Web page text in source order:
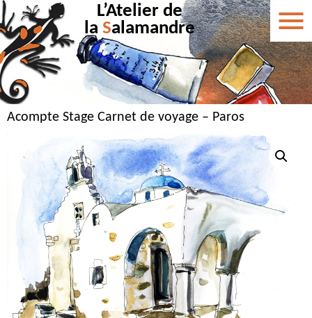
L’Atelier de
la Salamandre
Acompte Stage Carnet de voyage – Paros